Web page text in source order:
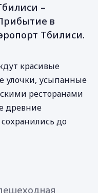
–
в
Тбилиси.
красивые
улочки, усыпанные
ресторанами
древние
до